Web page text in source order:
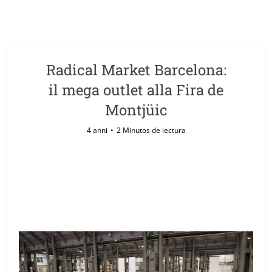
Radical Market Barcelona:
il mega outlet alla Fira de
Montjüic
4 anni 2 Minutos de lectura